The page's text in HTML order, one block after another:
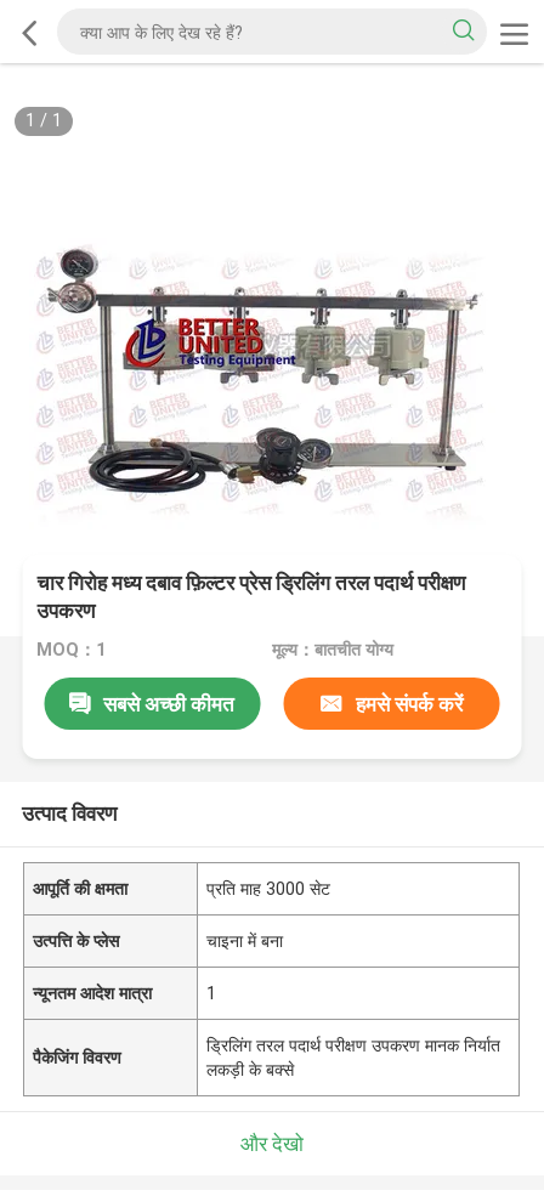
1 / 1
चार गिरोह मध्य दबाव फ़िल्टर प्रेस ड्रिलिंग तरल पदार्थ परीक्षण
उपकरण
MOQ：1 मूल्य：बातचीत योग्य
सबसे अच्छी कीमत हमसे संपर्क करें
उत्पाद विवरण
आपूर्ति की क्षमता प्रति माह 3000 सेट
उत्पत्ति के प्लेस चाइना में बना
न्यूनतम आदेश मात्रा 1
पैकेजिंग विवरण
ड्रिलिंग तरल पदार्थ परीक्षण उपकरण मानक निर्यात
लकड़ी के बक्से
और देखो